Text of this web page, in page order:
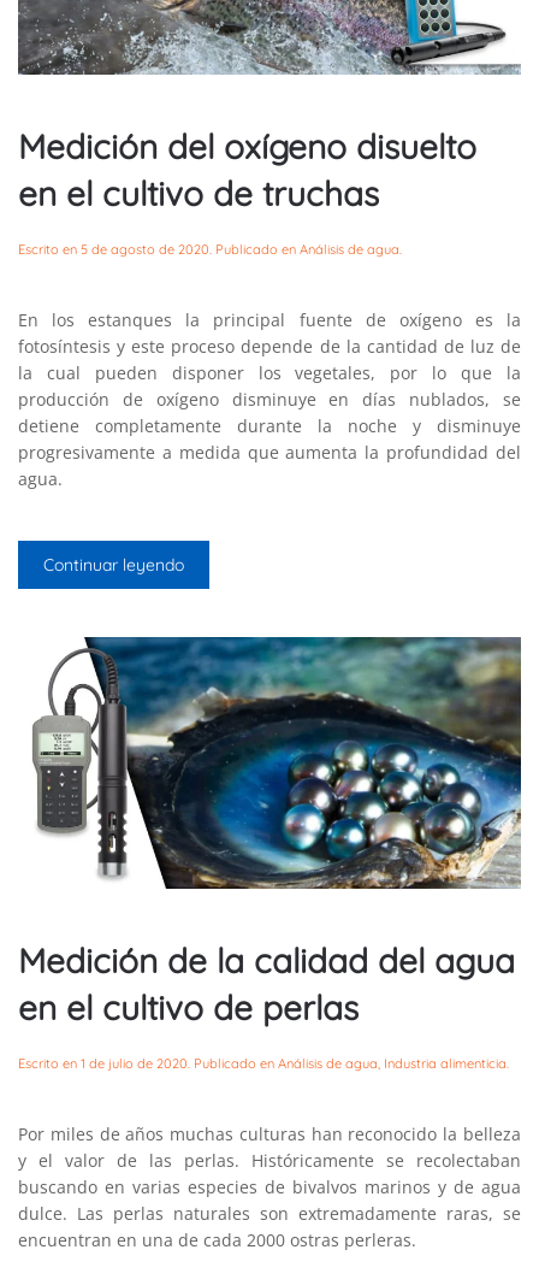
Medición del oxígeno disuelto
en el cultivo de truchas
Escrito en 5 de agosto de 2020 . Publicado en Análisis de agua
En los estanques la principal fuente de oxígeno es la
fotosíntesis y este proceso depende de la cantidad de luz de
la cual pueden disponer los vegetales, por lo que la
producción de oxígeno disminuye en días nublados, se
detiene completamente durante la noche y disminuye
progresivamente a medida que aumenta la profundidad del
agua.
Continuar leyendo
Medición de la calidad del agua
en el cultivo de perlas
Escrito en 1 de julio de 2020 . Publicado en Análisis de agua Industria alimenticia
Por miles de años muchas culturas han reconocido la belleza
y el valor de las perlas. Históricamente se recolectaban
buscando en varias especies de bivalvos marinos y de agua
dulce. Las perlas naturales son extremadamente raras, se
encuentran en una de cada 2000 ostras perleras.